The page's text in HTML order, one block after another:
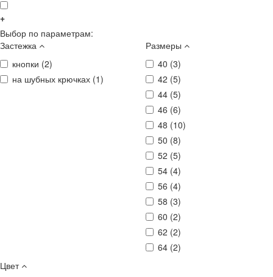
+
Выбор по параметрам:
Застежка
кнопки (2)
на шубных крючках (1)
Размеры
40 (3)
42 (5)
44 (5)
46 (6)
48 (10)
50 (8)
52 (5)
54 (4)
56 (4)
58 (3)
60 (2)
62 (2)
64 (2)
Цвет